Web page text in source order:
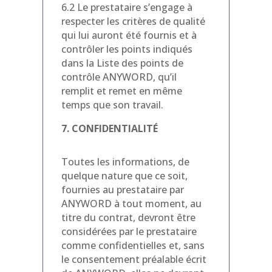
6.2 Le prestataire s’engage à
respecter les critères de qualité
qui lui auront été fournis et à
contrôler les points indiqués
dans la Liste des points de
contrôle ANYWORD, qu’il
remplit et remet en même
temps que son travail.
7. CONFIDENTIALITÉ
Toutes les informations, de
quelque nature que ce soit,
fournies au prestataire par
ANYWORD à tout moment, au
titre du contrat, devront être
considérées par le prestataire
comme confidentielles et, sans
le consentement préalable écrit